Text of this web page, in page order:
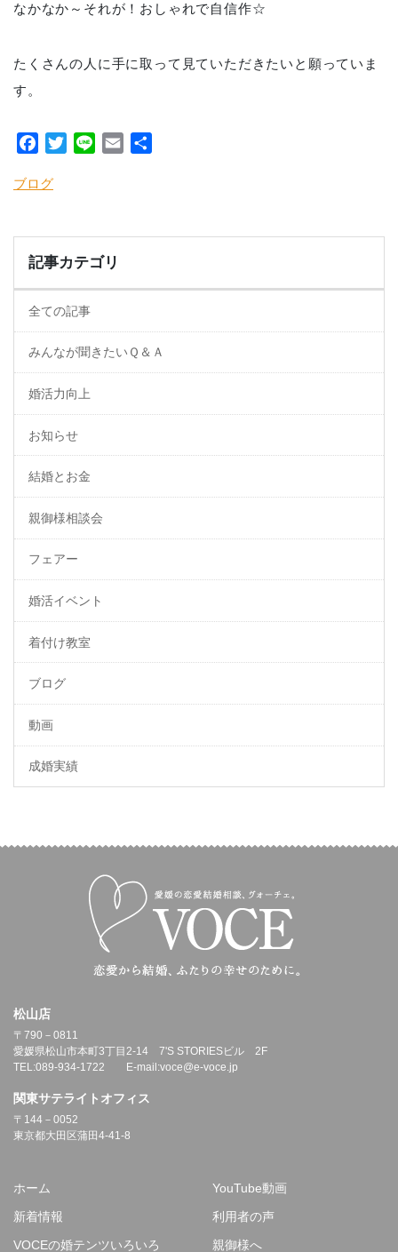
なかなか～それが！おしゃれで自信作☆
たくさんの人に手に取って見ていただきたいと願っていま
す。
Facebook
TwitterLine Email
ブログ
記事カテゴリ
全ての記事
みんなが聞きたいＱ＆Ａ
婚活力向上
お知らせ
結婚とお金
親御様相談会
フェアー
婚活イベント
着付け教室
ブログ
動画
成婚実績
松山店
〒790－0811
愛媛県松山市本町3丁目2-14 7'S STORIESビル 2F
TEL:089-934-1722 E-mail:voce@e-voce.jp
関東サテライトオフィス
〒144－0052
東京都大田区蒲田4-41-8
ホーム
新着情報
VOCEの婚テンツいろいろ
YouTube動画
利用者の声
親御様へ